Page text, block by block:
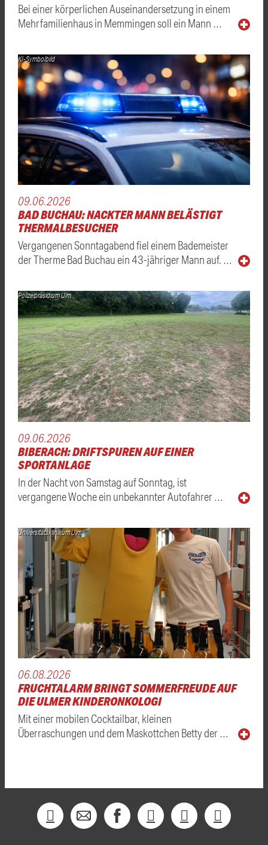
Bei einer körperlichen Auseinandersetzung in einem
Mehrfamilienhaus in Memmingen soll ein Mann …
KI-Symbolbild
09.06.2026
BAD BUCHAU: NACKTER MANN BELÄSTIGT
THERMALBESUCHER
Vergangenen Sonntagabend fiel einem Bademeister
der Therme Bad Buchau ein 43-jähriger Mann auf. …
Polizeipräsidium Ulm
09.06.2026
BIBERACH: DRIFTSPUREN AUF EINER
SPORTANLAGE
In der Nacht von Samstag auf Sonntag, ist
vergangene Woche ein unbekannter Autofahrer …
Universitätsklinikum Ulm
06.08.2026
FRUCHTALARM BRINGT SOMMERFREUDE AUF
DIE ULMER KINDERONKOLOGI
Mit einer mobilen Cocktailbar, kleinen
Überraschungen und dem Maskottchen Betty der …